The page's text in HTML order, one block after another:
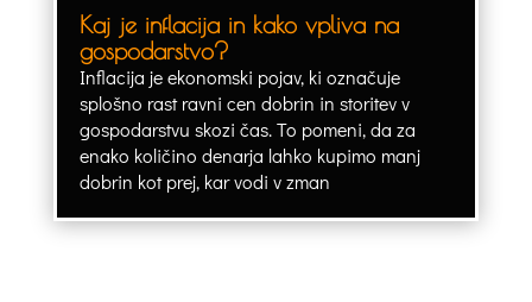
Kaj je inflacija in kako vpliva na
gospodarstvo?
Inflacija je ekonomski pojav, ki označuje
splošno rast ravni cen dobrin in storitev v
gospodarstvu skozi čas. To pomeni, da za
enako količino denarja lahko kupimo manj
dobrin kot prej, kar vodi v zman